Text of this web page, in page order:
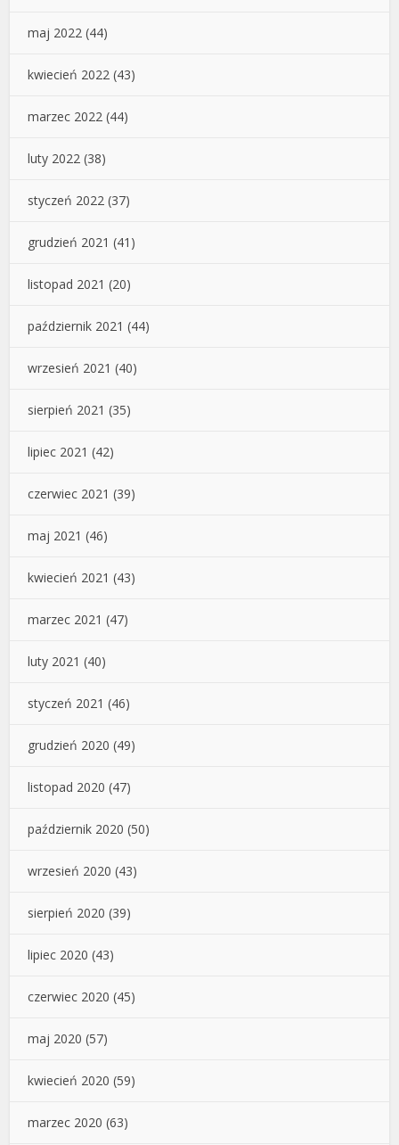
maj 2022 (44)
kwiecień 2022 (43)
marzec 2022 (44)
luty 2022 (38)
styczeń 2022 (37)
grudzień 2021 (41)
listopad 2021 (20)
październik 2021 (44)
wrzesień 2021 (40)
sierpień 2021 (35)
lipiec 2021 (42)
czerwiec 2021 (39)
maj 2021 (46)
kwiecień 2021 (43)
marzec 2021 (47)
luty 2021 (40)
styczeń 2021 (46)
grudzień 2020 (49)
listopad 2020 (47)
październik 2020 (50)
wrzesień 2020 (43)
sierpień 2020 (39)
lipiec 2020 (43)
czerwiec 2020 (45)
maj 2020 (57)
kwiecień 2020 (59)
marzec 2020 (63)